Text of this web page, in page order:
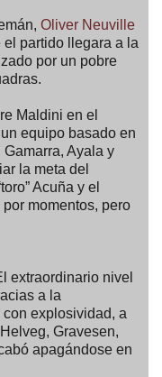
Oliver Neuville
partido llegara a la
por un pobre
Maldini en el
equipo basado en
Ayala y
la meta del
Acuña y el
momentos, pero
extraordinario nivel
a la
explosividad, a
Gravesen,
apagándose en